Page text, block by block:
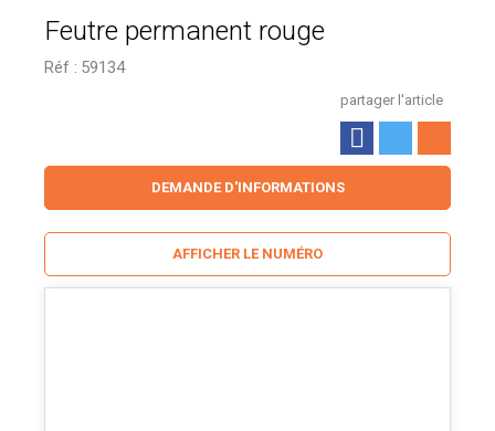
Feutre permanent rouge
Réf : 59134
partager l'article
DEMANDE D'INFORMATIONS
AFFICHER LE NUMÉRO